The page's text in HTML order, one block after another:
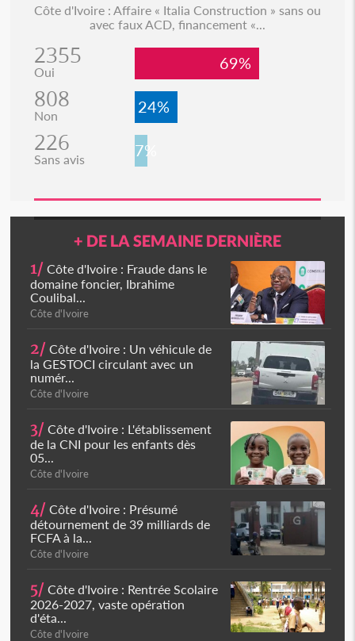
Côte d'Ivoire : Affaire « Italia Construction » sans ou
avec faux ACD, financement «...
2355
Oui 69%
808
Non 24%
226
Sans avis 7%
+ DE LA SEMAINE DERNIÈRE
1/ Côte d'Ivoire : Fraude dans le
domaine foncier, Ibrahime
Coulibal...
Côte d'Ivoire
2/ Côte d'Ivoire : Un véhicule de
la GESTOCI circulant avec un
numér...
Côte d'Ivoire
3/ Côte d'Ivoire : L'établissement
de la CNI pour les enfants dès
05...
Côte d'Ivoire
4/ Côte d'Ivoire : Présumé
détournement de 39 milliards de
FCFA à la...
Côte d'Ivoire
5/ Côte d'Ivoire : Rentrée Scolaire
2026-2027, vaste opération
d'éta...
Côte d'Ivoire